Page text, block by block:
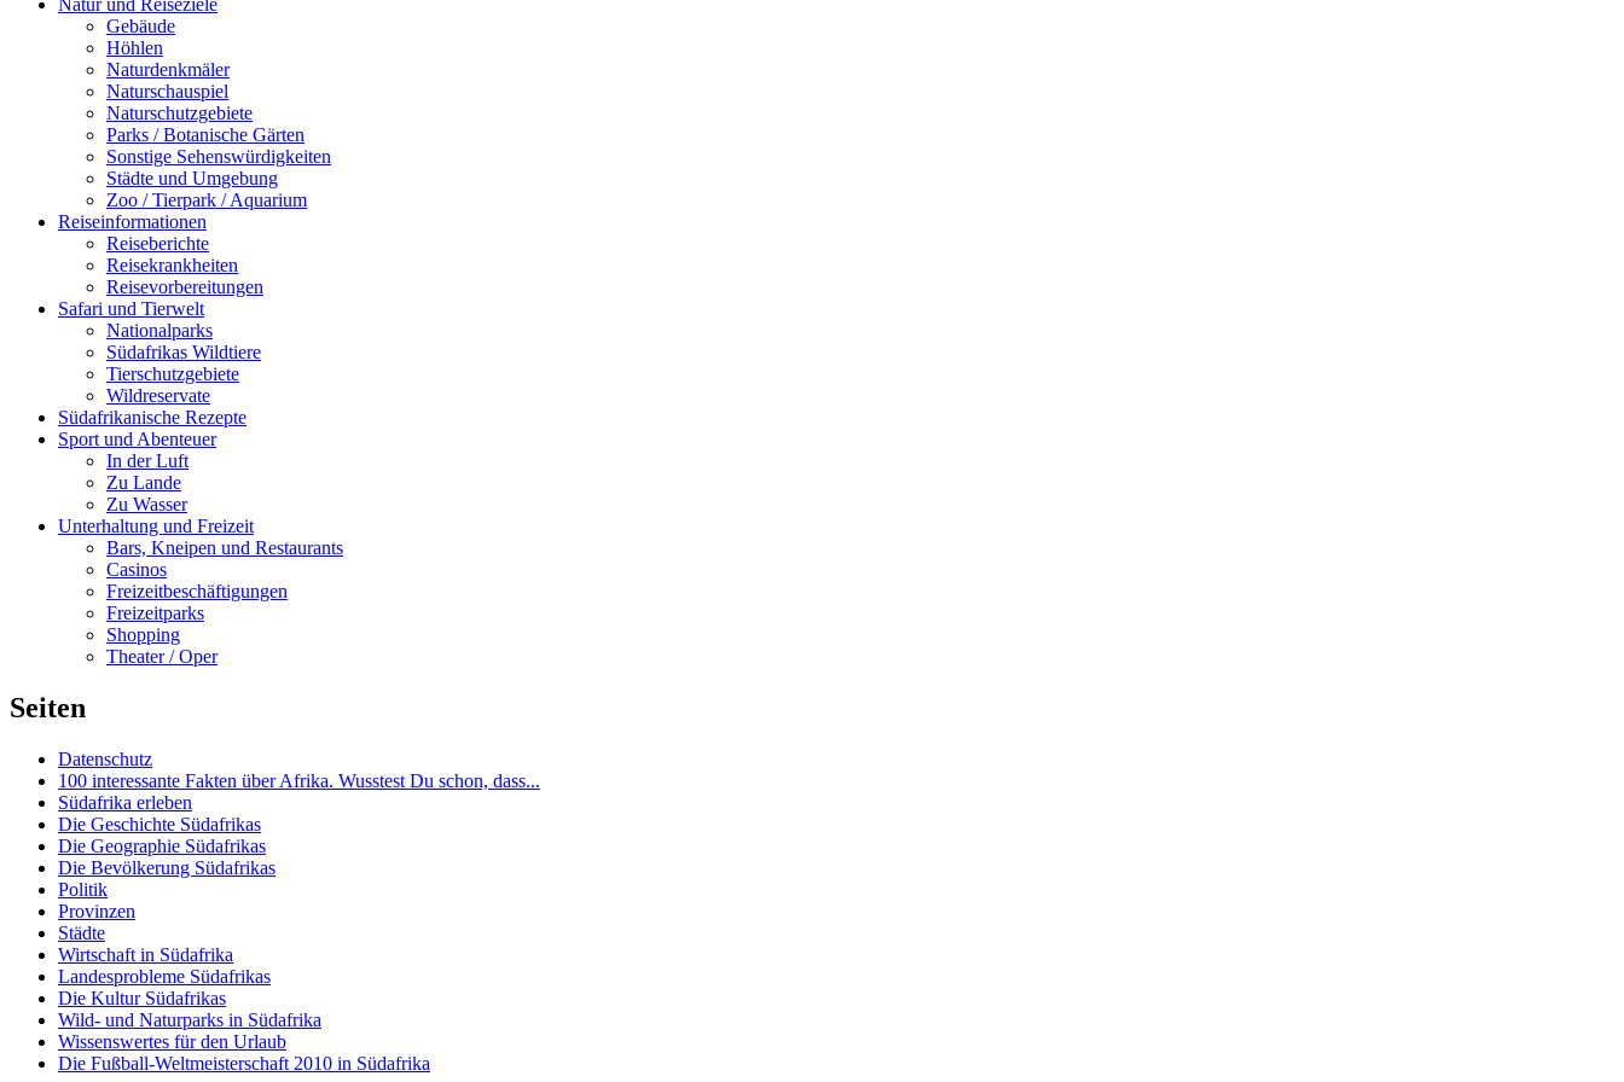
Natur und Reiseziele
Gebäude
Höhlen
Naturdenkmäler
Naturschauspiel
Naturschutzgebiete
Parks / Botanische Gärten
Sonstige Sehenswürdigkeiten
Städte und Umgebung
Zoo / Tierpark / Aquarium
Reiseinformationen
Reiseberichte
Reisekrankheiten
Reisevorbereitungen
Safari und Tierwelt
Nationalparks
Südafrikas Wildtiere
Tierschutzgebiete
Wildreservate
Südafrikanische Rezepte
Sport und Abenteuer
In der Luft
Zu Lande
Zu Wasser
Unterhaltung und Freizeit
Bars, Kneipen und Restaurants
Casinos
Freizeitbeschäftigungen
Freizeitparks
Shopping
Theater / Oper
Seiten
Datenschutz
100 interessante Fakten über Afrika. Wusstest Du schon, dass...
Südafrika erleben
Die Geschichte Südafrikas
Die Geographie Südafrikas
Die Bevölkerung Südafrikas
Politik
Provinzen
Städte
Wirtschaft in Südafrika
Landesprobleme Südafrikas
Die Kultur Südafrikas
Wild- und Naturparks in Südafrika
Wissenswertes für den Urlaub
Die Fußball-Weltmeisterschaft 2010 in Südafrika